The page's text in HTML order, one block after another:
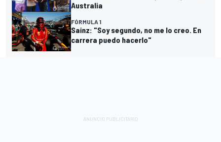
Australia
FÓRMULA 1
Sainz: "Soy segundo, no me lo creo. En
carrera puedo hacerlo"